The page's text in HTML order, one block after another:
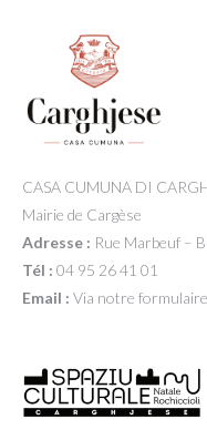
CASA CUMUNA DI
Mairie de Cargèse
Adresse : Rue Marbeuf –
Tél : 04 95 26 41 01
Email : Via notre